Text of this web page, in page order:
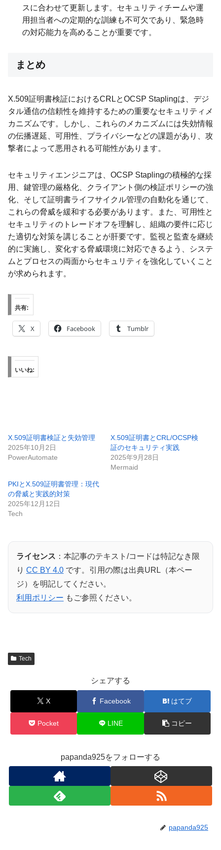
スに合わせて更新します。セキュリティチームや運
用担当者への定期的な訓練も不可欠であり、緊急時
の対応能力を高めることが重要です。
まとめ
X.509証明書検証におけるCRLとOCSP Staplingは、デジ
タル通信の信頼性を維持するための重要なセキュリティメ
カニズムです。しかし、これらのメカニズムには失効情報
の伝播遅延、可用性、プライバシーなどの課題があり、攻
撃者によって悪用される可能性があります。
セキュリティエンジニアは、OCSP Staplingの積極的な採
用、鍵管理の厳格化、クライアント側の検証ポリシーの強
化、そして証明書ライフサイクル管理の自動化を通じて、
これらの脅威を緩和する必要があります。また、可用性と
セキュリティのトレードオフを理解し、組織の要件に応じ
た適切な対策を講じることが肝要です。監視と監査を継続
的に実施し、変化する脅威環境に対応できるよう、システ
ムとプロセスの両面からセキュリティを強化していくこと
が求められます。
共有:
X Facebook Tumblr
いいね:
X.509証明書検証と失効管理
2025年10月2日
PowerAutomate
X.509証明書とCRL/OCSP検
証のセキュリティ実践
2025年9月28日
Mermaid
PKIとX.509証明書管理：現代
の脅威と実践的対策
2025年12月12日
Tech
ライセンス ：本記事のテキスト/コードは特記なき限
り CC BY 4.0 です。引用の際は出典URL（本ペー
ジ）を明記してください。
利用ポリシー もご参照ください。
Tech
シェアする
X Facebook はてブ
Pocket LINE コピー
papanda925をフォローする
papanda925